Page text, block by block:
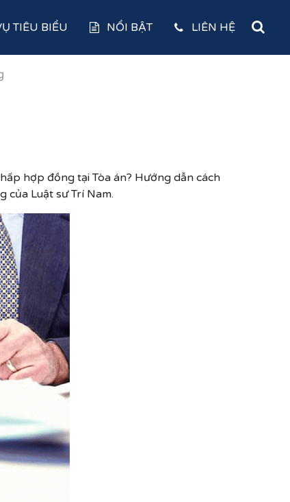
TIÊU BIỂU NỔI BẬT LIÊN HỆ
hợp đồng tại Tòa án? Hướng dẫn cách
Luật sư Trí Nam.